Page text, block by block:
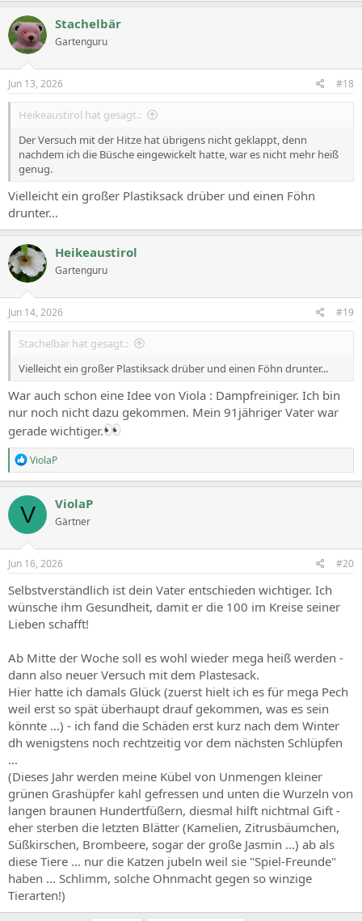
Stachelbär
Gartenguru
Jun 13, 2026 #18
Heikeaustirol hat gesagt.:
Der Versuch mit der Hitze hat übrigens nicht geklappt, denn
nachdem ich die Büsche eingewickelt hatte, war es nicht mehr heiß
genug.
Vielleicht ein großer Plastiksack drüber und einen Föhn
drunter...
Heikeaustirol
Gartenguru
Jun 14, 2026 #19
Stachelbär hat gesagt.:
Vielleicht ein großer Plastiksack drüber und einen Föhn drunter...
War auch schon eine Idee von Viola : Dampfreiniger. Ich bin
nur noch nicht dazu gekommen. Mein 91jähriger Vater war
gerade wichtiger.
R
e
a
c
t
i
o
n
s
ViolaP
V ViolaP
Gärtner
Jun 16, 2026 #20
Selbstverständlich ist dein Vater entschieden wichtiger. Ich
wünsche ihm Gesundheit, damit er die 100 im Kreise seiner
Lieben schafft!
Ab Mitte der Woche soll es wohl wieder mega heiß werden -
dann also neuer Versuch mit dem Plastesack.
Hier hatte ich damals Glück (zuerst hielt ich es für mega Pech
weil erst so spät überhaupt drauf gekommen, was es sein
könnte ...) - ich fand die Schäden erst kurz nach dem Winter
dh wenigstens noch rechtzeitig vor dem nächsten Schlüpfen
...
(Dieses Jahr werden meine Kübel von Unmengen kleiner
grünen Grashüpfer kahl gefressen und unten die Wurzeln von
langen braunen Hundertfüßern, diesmal hilft nichtmal Gift -
eher sterben die letzten Blätter (Kamelien, Zitrusbäumchen,
Süßkirschen, Brombeere, sogar der große Jasmin ...) ab als
diese Tiere ... nur die Katzen jubeln weil sie "Spiel-Freunde"
haben ... Schlimm, solche Ohnmacht gegen so winzige
Tierarten!)